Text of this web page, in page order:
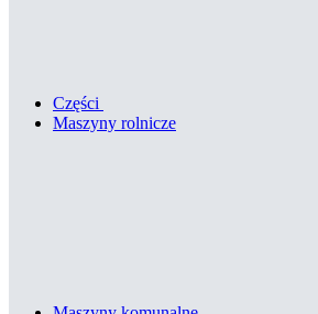
Części
Maszyny rolnicze